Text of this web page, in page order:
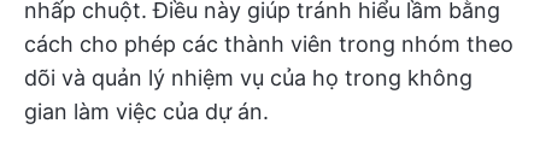
nhấp chuột. Điều này giúp tránh hiểu lầm bằng
cách cho phép các thành viên trong nhóm theo
dõi và quản lý nhiệm vụ của họ trong không
gian làm việc của dự án.